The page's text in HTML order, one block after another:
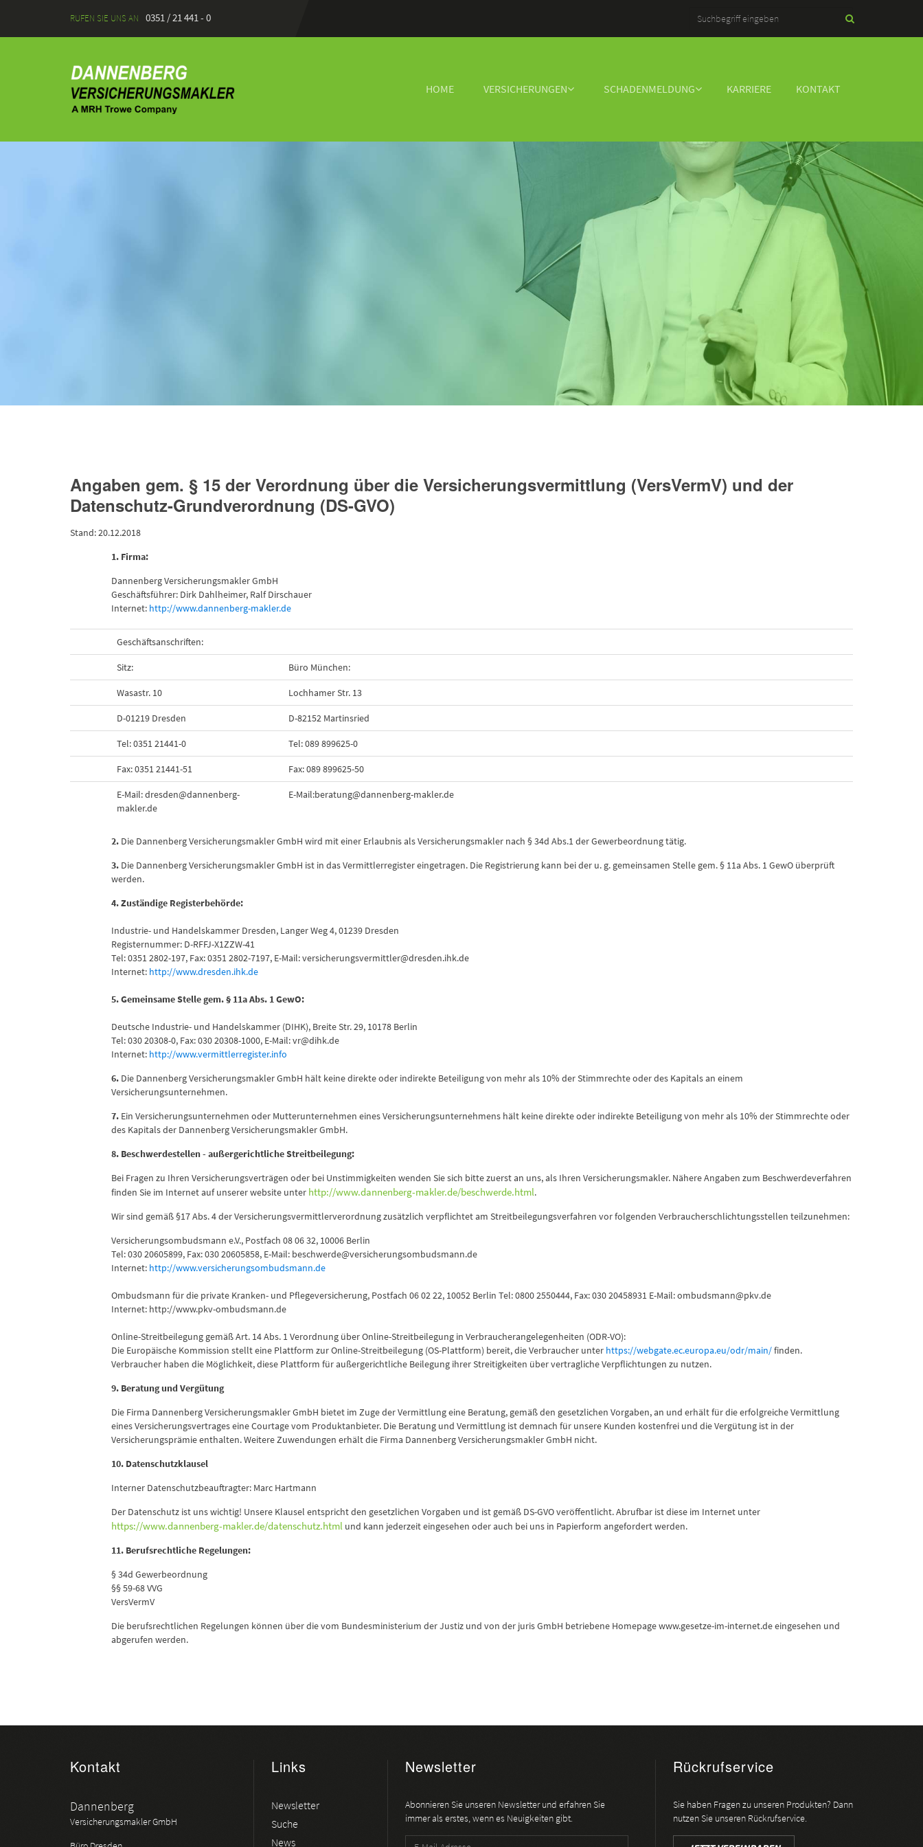
RUFEN SIE UNS AN 0351 / 21 441 - 0
HOME VERSICHERUNGEN SCHADENMELDUNG KARRIERE KONTAKT
Angaben gem. § 15 der Verordnung über die Versicherungsvermittlung (VersVermV) und der
Datenschutz-Grundverordnung (DS-GVO)
Stand: 20.12.2018
1. Firma:
Dannenberg Versicherungsmakler GmbH
Geschäftsführer: Dirk Dahlheimer, Ralf Dirschauer
Internet: http://www.dannenberg-makler.de
Geschäftsanschriften:
Sitz: Büro München:
Wasastr. 10 Lochhamer Str. 13
D-01219 Dresden D-82152 Martinsried
Tel: 0351 21441-0 Tel: 089 899625-0
Fax: 0351 21441-51 Fax: 089 899625-50
E-Mail: dresden@dannenberg-
makler.de
E-Mail:beratung@dannenberg-makler.de
2. Die Dannenberg Versicherungsmakler GmbH wird mit einer Erlaubnis als Versicherungsmakler nach § 34d Abs.1 der Gewerbeordnung tätig.
3. Die Dannenberg Versicherungsmakler GmbH ist in das Vermittlerregister eingetragen. Die Registrierung kann bei der u. g. gemeinsamen Stelle gem. § 11a Abs. 1 GewO überprüft
werden.
4. Zuständige Registerbehörde:
Industrie- und Handelskammer Dresden, Langer Weg 4, 01239 Dresden
Registernummer: D-RFFJ-X1ZZW-41
Tel: 0351 2802-197, Fax: 0351 2802-7197, E-Mail: versicherungsvermittler@dresden.ihk.de
Internet: http://www.dresden.ihk.de
5. Gemeinsame Stelle gem. § 11a Abs. 1 GewO:
Deutsche Industrie- und Handelskammer (DIHK), Breite Str. 29, 10178 Berlin
Tel: 030 20308-0, Fax: 030 20308-1000, E-Mail: vr@dihk.de
Internet: http://www.vermittlerregister.info
6. Die Dannenberg Versicherungsmakler GmbH hält keine direkte oder indirekte Beteiligung von mehr als 10% der Stimmrechte oder des Kapitals an einem
Versicherungsunternehmen.
7. Ein Versicherungsunternehmen oder Mutterunternehmen eines Versicherungsunternehmens hält keine direkte oder indirekte Beteiligung von mehr als 10% der Stimmrechte oder
des Kapitals der Dannenberg Versicherungsmakler GmbH.
8. Beschwerdestellen - außergerichtliche Streitbeilegung:
Bei Fragen zu Ihren Versicherungsverträgen oder bei Unstimmigkeiten wenden Sie sich bitte zuerst an uns, als Ihren Versicherungsmakler. Nähere Angaben zum Beschwerdeverfahren
finden Sie im Internet auf unserer website unter http://www.dannenberg-makler.de/beschwerde.html.
Wir sind gemäß §17 Abs. 4 der Versicherungsvermittlerverordnung zusätzlich verpflichtet am Streitbeilegungsverfahren vor folgenden Verbraucherschlichtungsstellen teilzunehmen:
Versicherungsombudsmann e.V., Postfach 08 06 32, 10006 Berlin
Tel: 030 20605899, Fax: 030 20605858, E-Mail: beschwerde@versicherungsombudsmann.de
Internet: http://www.versicherungsombudsmann.de
Ombudsmann für die private Kranken- und Pflegeversicherung, Postfach 06 02 22, 10052 Berlin Tel: 0800 2550444, Fax: 030 20458931 E-Mail: ombudsmann@pkv.de
Internet: http://www.pkv-ombudsmann.de
Online-Streitbeilegung gemäß Art. 14 Abs. 1 Verordnung über Online-Streitbeilegung in Verbraucherangelegenheiten (ODR-VO):
Die Europäische Kommission stellt eine Plattform zur Online-Streitbeilegung (OS-Plattform) bereit, die Verbraucher unter https://webgate.ec.europa.eu/odr/main/finden.
Verbraucher haben die Möglichkeit, diese Plattform für außergerichtliche Beilegung ihrer Streitigkeiten über vertragliche Verpflichtungen zu nutzen.
9. Beratung und Vergütung
Die Firma Dannenberg Versicherungsmakler GmbH bietet im Zuge der Vermittlung eine Beratung, gemäß den gesetzlichen Vorgaben, an und erhält für die erfolgreiche Vermittlung
eines Versicherungsvertrages eine Courtage vom Produktanbieter. Die Beratung und Vermittlung ist demnach für unsere Kunden kostenfrei und die Vergütung ist in der
Versicherungsprämie enthalten. Weitere Zuwendungen erhält die Firma Dannenberg Versicherungsmakler GmbH nicht.
10. Datenschutzklausel
Interner Datenschutzbeauftragter: Marc Hartmann
Der Datenschutz ist uns wichtig! Unsere Klausel entspricht den gesetzlichen Vorgaben und ist gemäß DS-GVO veröffentlicht. Abrufbar ist diese im Internet unter
https://www.dannenberg-makler.de/datenschutz.html und kann jederzeit eingesehen oder auch bei uns in Papierform angefordert werden.
11. Berufsrechtliche Regelungen:
§ 34d Gewerbeordnung
§§ 59-68 VVG
VersVermV
Die berufsrechtlichen Regelungen können über die vom Bundesministerium der Justiz und von der juris GmbH betriebene Homepage www.gesetze-im-internet.de eingesehen und
abgerufen werden.
Kontakt
Dannenberg
Versicherungsmakler GmbH
Links
Newsletter
Suche
News
Newsletter
Abonnieren Sie unseren Newsletter und erfahren Sie
immer als erstes, wenn es Neuigkeiten gibt.
Rückrufservice
Sie haben Fragen zu unseren Produkten? Dann
nutzen Sie unseren Rückrufservice.